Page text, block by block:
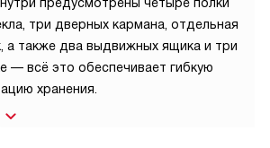
три дверных кармана, отдельная
а также два выдвижных ящика и три
— всё это обеспечивает гибкую
хранения.